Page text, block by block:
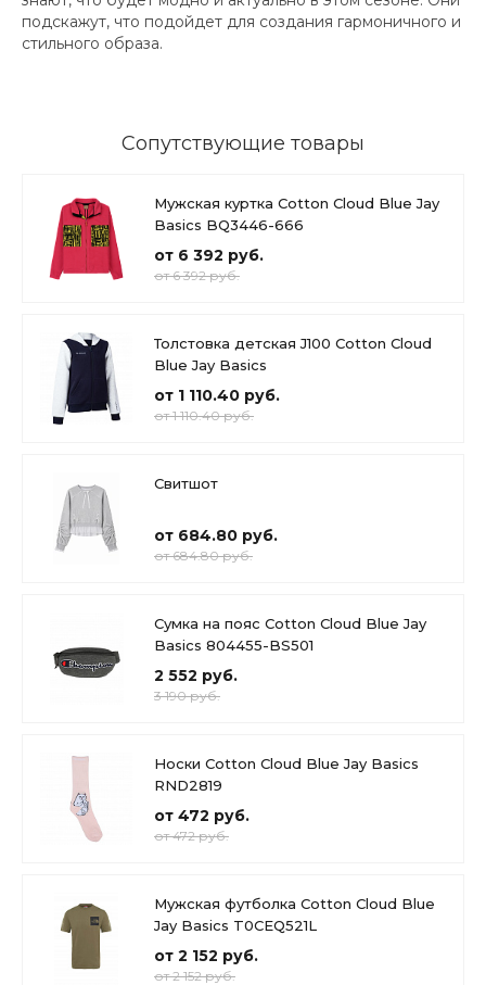
подскажут, что подойдет для создания гармоничного и
стильного образа.
Сопутствующие товары
Мужская куртка Cotton Cloud Blue Jay
Basics BQ3446-666
от 6 392 руб.
от 6 392 руб.
Толстовка детская J100 Cotton Cloud
Blue Jay Basics
от 1 110.40 руб.
от 1 110.40 руб.
Свитшот
от 684.80 руб.
от 684.80 руб.
Сумка на пояс Cotton Cloud Blue Jay
Basics 804455-BS501
2 552 руб.
3 190 руб.
Носки Cotton Cloud Blue Jay Basics
RND2819
от 472 руб.
от 472 руб.
Мужская футболка Cotton Cloud Blue
Jay Basics T0CEQ521L
от 2 152 руб.
от 2 152 руб.